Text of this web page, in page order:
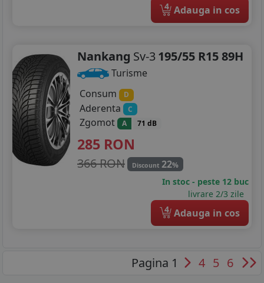
4 Adauga in cos
Nankang Sv-3195/55 R15 89H
Turisme
Consum
D
Aderenta C
Zgomot A 71 dB
285 RON
366 RON Discount 22%
In stoc - peste 12 buc
livrare 2/3 zile
4 Adauga in cos
Pagina 1 4 5 6